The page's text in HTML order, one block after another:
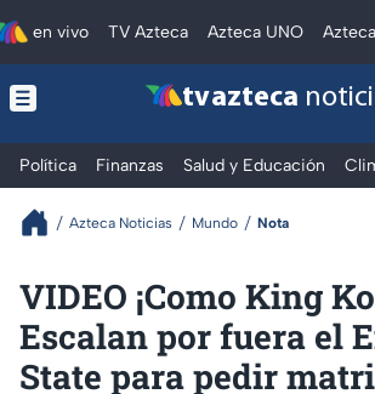
en vivo TV Azteca Azteca UNO
tv azteca
Política Finanzas Salud y Educación
Azteca Noticias Mundo Nota
VIDEO ¡Como King
Escalan por fuera el
State para pedir